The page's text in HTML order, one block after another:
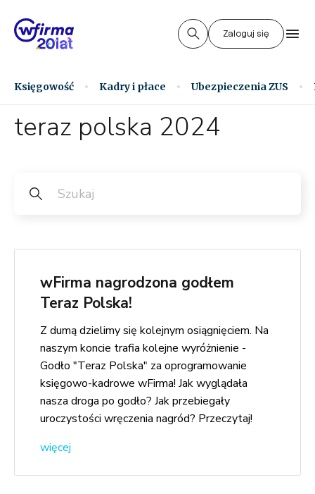
Zaloguj się
Księgowość Kadry i płace Ubezpieczenia ZUS
teraz polska 2024
wFirma nagrodzona godłem
Teraz Polska!
Z dumą dzielimy się kolejnym osiągnięciem. Na
naszym koncie trafia kolejne wyróżnienie -
Godło "Teraz Polska" za oprogramowanie
księgowo-kadrowe wFirma! Jak wyglądała
nasza droga po godło? Jak przebiegały
uroczystości wręczenia nagród? Przeczytaj!
więcej